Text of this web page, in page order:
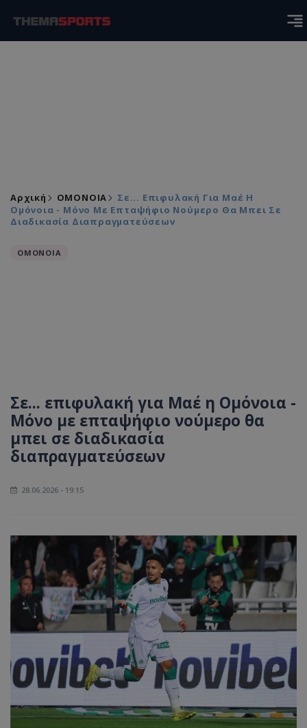
Αρχική ΟΜΟΝΟΙΑ
Σε... Επιφυλακή Για Μαέ Η
Ομόνοια - Μόνο Με Επταψήφιο Νούμερο Θα Μπει Σε
Διαδικασία Διαπραγματεύσεων
ΟΜΟΝΟΙΑ
Σε... επιφυλακή για Μαέ η Ομόνοια -
Μόνο με επταψήφιο νούμερο θα
μπει σε διαδικασία
διαπραγματεύσεων
28.06.2026 - 19:15